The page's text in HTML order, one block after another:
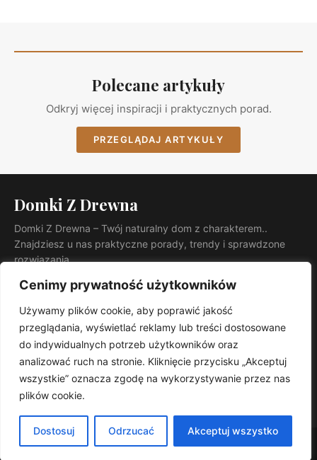
Cenimy prywatność użytkowników
Używamy plików cookie, aby poprawić jakość
przeglądania, wyświetlać reklamy lub treści dostosowane
do indywidualnych potrzeb użytkowników oraz
analizować ruch na stronie. Kliknięcie przycisku „Akceptuj
wszystkie” oznacza zgodę na wykorzystywanie przez nas
plików cookie.
Dostosuj Odrzucać Akceptuj wszystko
Polecane artykuły
Odkryj więcej inspiracji i praktycznych porad.
PRZEGLĄDAJ ARTYKUŁY
Domki Z Drewna
Domki Z Drewna – Twój naturalny dom z charakterem..
Znajdziesz u nas praktyczne porady, trendy i sprawdzone
rozwiązania.
INFORMACJE
Kontakt
Mapa witryny
Polityka prywatności
RSS
© 2026 Domki Z Drewna. Wszelkie prawa zastrzeżone.